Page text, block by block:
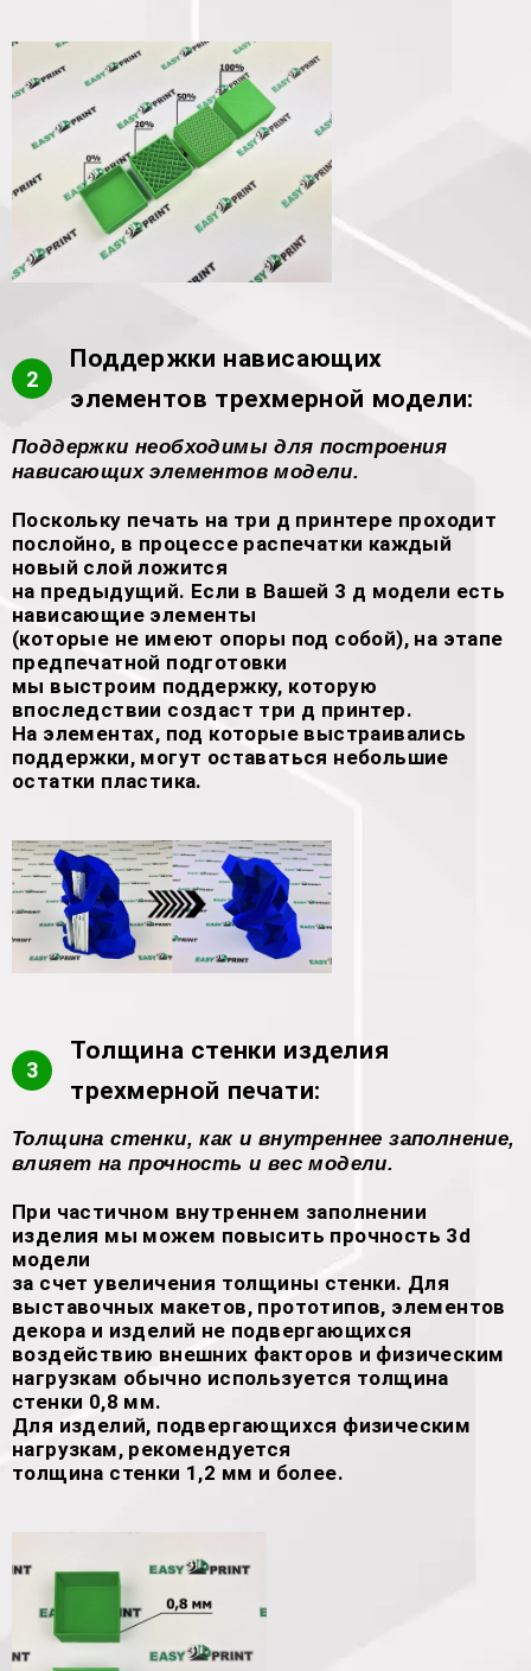
2
Поддержки нависающих
элементов трехмерной модели:
Поддержки необходимы для построения
нависающих элементов модели.
Поскольку печать на три д принтере проходит
послойно, в процессе распечатки каждый
новый слой ложится
на предыдущий. Если в Вашей 3 д модели есть
нависающие элементы
(которые не имеют опоры под собой), на этапе
предпечатной подготовки
мы выстроим поддержку, которую
впоследствии создаст три д принтер.
На элементах, под которые выстраивались
поддержки, могут оставаться небольшие
остатки пластика.
3
Толщина стенки изделия
трехмерной печати:
Толщина стенки, как и внутреннее заполнение,
влияет на прочность и вес модели.
При частичном внутреннем заполнении
изделия мы можем повысить прочность 3d
модели
за счет увеличения толщины стенки. Для
выставочных макетов, прототипов, элементов
декора и изделий не подвергающихся
воздействию внешних факторов и физическим
нагрузкам обычно используется толщина
стенки 0,8 мм.
Для изделий, подвергающихся физическим
нагрузкам, рекомендуется
толщина стенки 1,2 мм и более.